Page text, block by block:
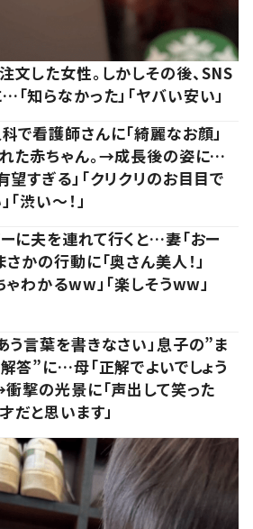
文した女性。しかしその後、SNS
知らなかった」「ヤバい安い」
で看護師さんに「綺麗なお顔」
た赤ちゃん。→成長後の姿に…
望すぎる」「クリクリのお目目で
「渋い～！」
に夫を連れて行くと…妻「おー
さかの行動に「奥さん美人！」
ゃわかるww」「楽しそうww」
う言葉を書きなさい」息子の”ま
答”に…母「正解でよいでしょう
衝撃の光景に「声出して笑った
才だと思います」